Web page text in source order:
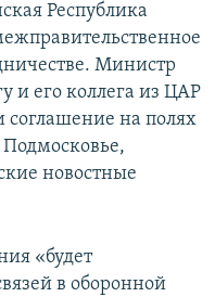
Республика
Министр
и его коллега из ЦАР
на полях
новостные
«будет
в оборонной